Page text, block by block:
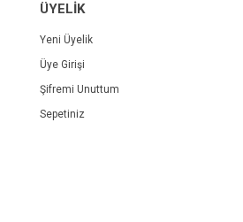
ÜYELİK
Yeni Üyelik
Üye Girişi
Şifremi Unuttum
Sepetiniz